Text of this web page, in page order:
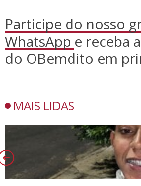
Participe do nosso
WhatsApp e receba
do OBemdito em
MAIS LIDAS